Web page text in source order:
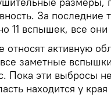
За последние
11 вспышек, все они
активную
заметные
Пока эти выбросы
находится у